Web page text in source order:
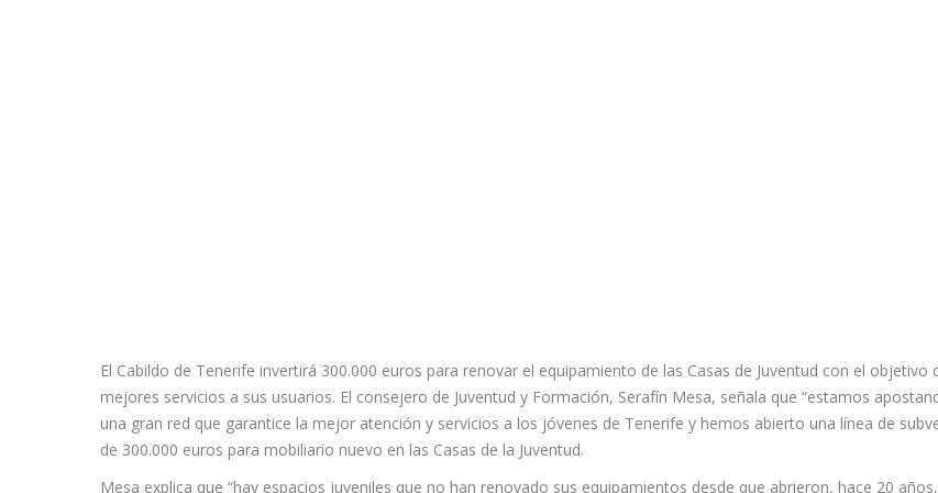
El Cabildo de Tenerife invertirá 300.000 euros para renovar el equipamiento de las Casas de Juventud con el objetivo
mejores servicios a sus usuarios. El consejero de Juventud y Formación, Serafín Mesa, señala que “estamos
una gran red que garantice la mejor atención y servicios a los jóvenes de Tenerife y hemos abierto una línea de
de 300.000 euros para mobiliario nuevo en las Casas de la Juventud.
Mesa explica que “hay espacios juveniles que no han renovado sus equipamientos desde que abrieron, hace 20